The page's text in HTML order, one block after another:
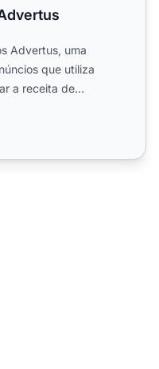
Advertus, uma
que utiliza
a receita de